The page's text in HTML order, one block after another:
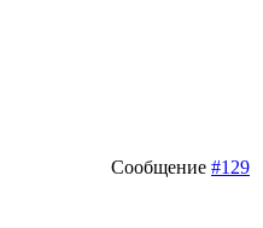
Сообщение #129